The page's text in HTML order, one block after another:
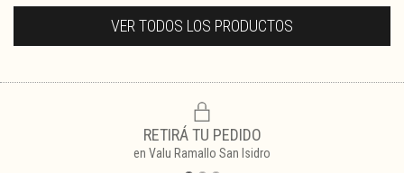
VER TODOS LOS PRODUCTOS
RETIRÁ TU PEDIDO
en Valu Ramallo San Isidro